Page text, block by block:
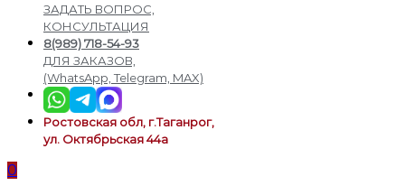
подсветки
ЗАДАТЬ ВОПРОС,
КОНСУЛЬТАЦИЯ
8(989) 718-54-93
ДЛЯ ЗАКАЗОВ,
(WhatsApp, Telegram, MAX)
Ростовская обл, г.Таганрог,
ул. Октябрьская 44а
0